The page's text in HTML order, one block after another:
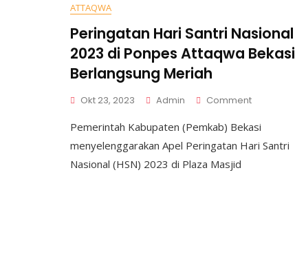
ATTAQWA
Peringatan Hari Santri Nasional
2023 di Ponpes Attaqwa Bekasi
Berlangsung Meriah
Okt 23, 2023 Admin CommentOn
Hari
Santri
Pemerintah Kabupaten (Pemkab) Bekasi
menyelenggarakan Apel Peringatan Hari Santri
Nasional (HSN) 2023 di Plaza Masjid